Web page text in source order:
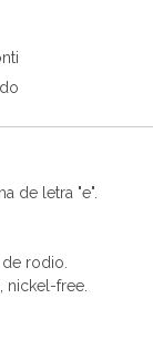
de letra "e".
rodio.
nickel-free.